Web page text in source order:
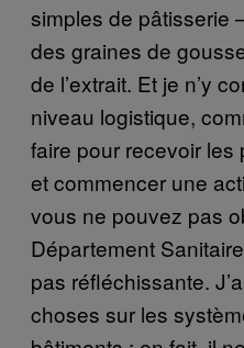
simples de pâtisserie
des graines de
de l’extrait. Et je n’y
niveau logistique,
faire pour recevoir les
et commencer une
vous ne pouvez pas
Département
pas réfléchissante.
choses sur les